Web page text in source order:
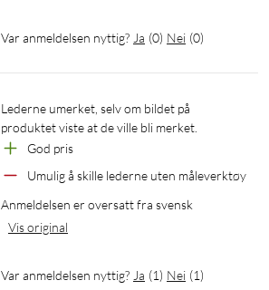
Var anmeldelsen nyttig? Ja (0) Nei (0)
Lederne umerket, selv om bildet på
produktet viste at de ville bli merket.
God pris
Umulig å skille lederne uten måleverktøy
Anmeldelsen er oversatt fra svensk
Vis original
Var anmeldelsen nyttig? Ja (1) Nei (1)